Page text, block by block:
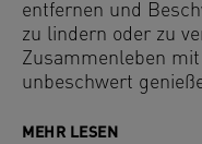
entfernen und
zu lindern oder zu
Zusammenleben
unbeschwert
MEHR LESEN